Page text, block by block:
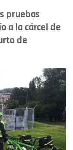
pruebas
a la cárcel de
de